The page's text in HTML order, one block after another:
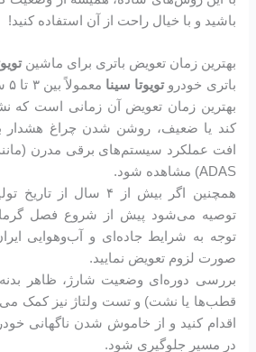
باشید و با خیال راحت از آن استفاده کنید!
بهترین زمان تعویض باتری برای ماشین
باتری خودروتویوتا سینا
بهترین زمان تعویض آن زمانی است که
کند یا ضعیف، روشن شدن چراغ هشدار
افت عملکرد سیستم‌های برقی مدرن
ADAS) مشاهده شود.
همچنین اگر بیش از ۴ سال
توصیه می‌شود پیش از شروع فصل
توجه به شرایط جاده‌ای و آب‌وهوایی
صورت لزوم تعویض نمایید.
بررسی دوره‌ای وضعیت شارژ، ظاهر
قطب‌ها یا نشت) و تست ولتاژ نیز کمک
اقدام کنید و از خاموش شدن ناگهانی
در مسیر جلوگیری شود.